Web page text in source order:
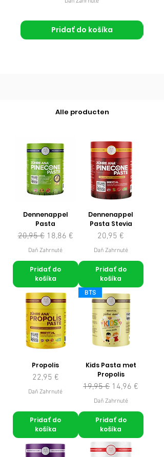
Pridať do košíka
Alle producten
Dennenappel
Pasta
Normálna cena
20,95 € Zľavnená cena
18,86 €
Daň Zahrnuté
Pridať do
košíka
Dennenappel
Pasta Stevia
Cena
20,95 €
Daň Zahrnuté
Pridať do
košíka
Propolis
Cena
22,95 €
Daň Zahrnuté
Pridať do
košíka
BTS
Kids Pasta met
Propolis
Normálna cena
19,95 € Zľavnená cena
14,96 €
Daň Zahrnuté
Pridať do
košíka